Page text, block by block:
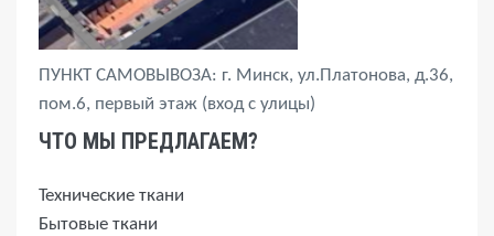
ПУНКТ САМОВЫВОЗА: г. Минск, ул.Платонова, д.36,
пом.6, первый этаж (вход с улицы)
ЧТО МЫ ПРЕДЛАГАЕМ?
Технические ткани
Бытовые ткани